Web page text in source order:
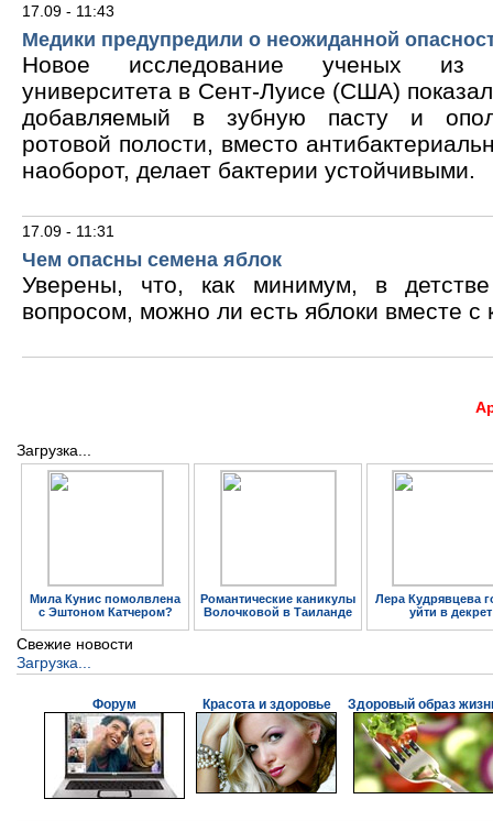
17.09 - 11:43
Медики предупредили о неожиданной
Новое исследование ученых из
университета в Сент-Луисе (США)
добавляемый в зубную пасту и
ротовой полости, вместо
наоборот, делает бактерии устойчивыми.
17.09 - 11:31
Чем опасны семена яблок
Уверены, что, как минимум, в
вопросом, можно ли есть яблоки вместе с
Загрузка...
Мила Кунис помолвлена
с Эштоном Катчером?
Романтические каникулы
Волочковой в Таиланде
Лера Кудрявцева
уйти в декрет
Свежие новости
Загрузка...
Форум Красота и здоровье Здоровый образ